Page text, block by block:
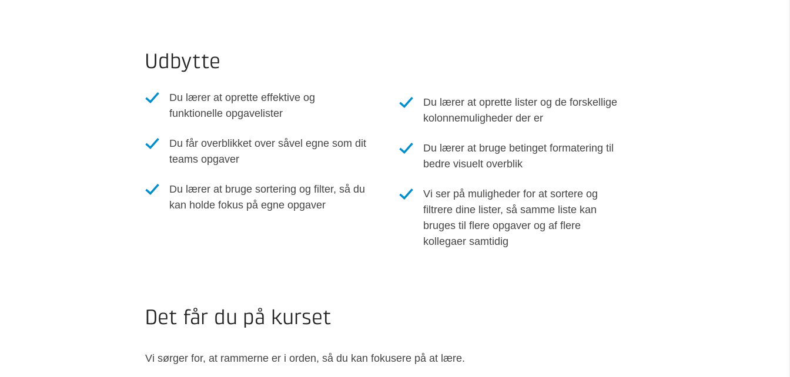
Udbytte
Du lærer at oprette effektive og
funktionelle opgavelister
Du får overblikket over såvel egne som dit
teams opgaver
Du lærer at bruge sortering og filter, så du
kan holde fokus på egne opgaver
Du lærer at oprette lister og de forskellige
kolonnemuligheder der er
Du lærer at bruge betinget formatering til
bedre visuelt overblik
Vi ser på muligheder for at sortere og
filtrere dine lister, så samme liste kan
bruges til flere opgaver og af flere
kollegaer samtidig
Det får du på kurset
Vi sørger for, at rammerne er i orden, så du kan fokusere på at lære.